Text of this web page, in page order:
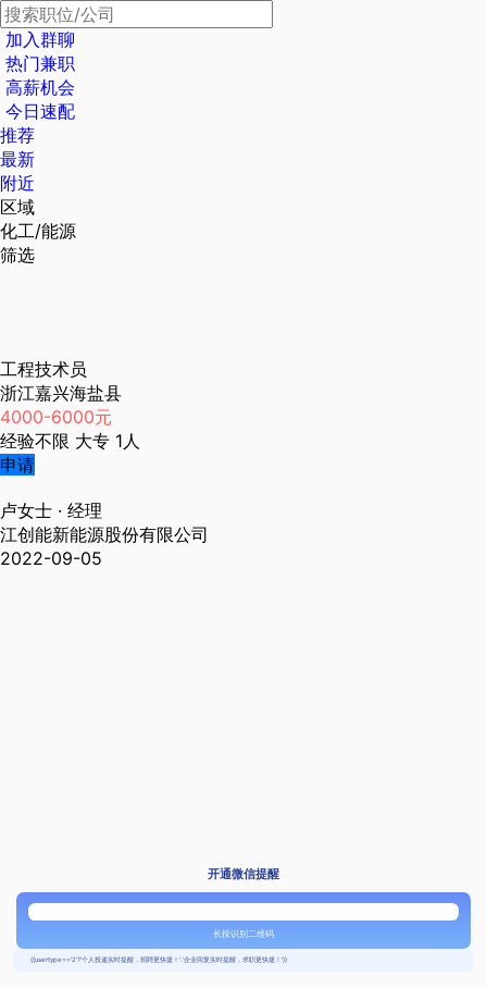
加入群聊
热门兼职
高薪机会
今日速配
推荐
最新
附近
区域
化工/能源
筛选
工程技术员
浙江嘉兴海盐县
4000-6000元
经验不限 大专 1人
申请
卢女士 · 经理
江创能新能源股份有限公司
2022-09-05
开通微信提醒
长按识别二维码
{{usertype=='2'?'个人投递实时提醒，招聘更快捷！':'企业回复实时提醒，求职更快捷！'}}